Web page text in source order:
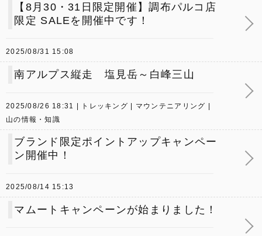
【8月30・31日限定開催】調布パルコ店
限定 SALEを開催中です！
2025/08/31 15:08
南アルプス縦走 塩見岳～白峰三山
2025/08/26 18:31 トレッキング
マウンテニアリング
山の情報・知識
ブランド限定ポイントアップキャンペー
ン開催中！
2025/08/14 15:13
マムートキャンペーンが始まりました！